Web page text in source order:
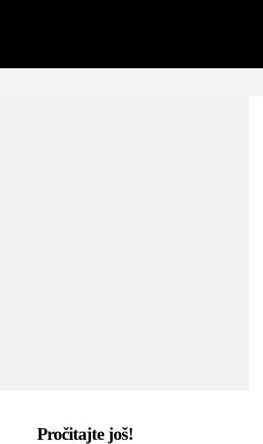
Pročitajte još!